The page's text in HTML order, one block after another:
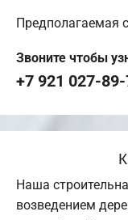
Предполагаемая
Звоните чтобы
+7 921 027-
Наша
возведением